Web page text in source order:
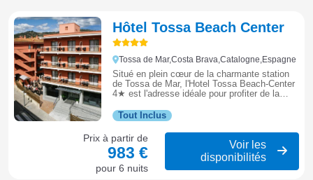
Hôtel Tossa Beach Center
Tossa de Mar,Costa Brava,Catalogne,Espagne
Situé en plein cœur de la charmante station
de Tossa de Mar, l'Hotel Tossa Beach-Center
4★ est l'adresse idéale pour profiter de la
propose une piscine extérieure, un restaurant
buffet et une formule tout inclus pour un
séjour sans soucis. À seulement quelques
pas de la Platja Gran et des remparts
médiévaux, c'est un point de chute parfait
pour découvrir les merveilles de la Costa
Brava.
Tout Inclus
Prix à partir de
983 €
pour 6 nuits
Voir les
disponibilités